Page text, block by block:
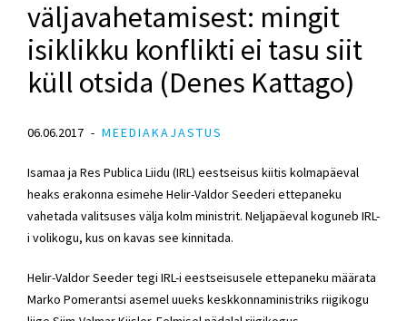
väljavahetamisest: mingit
isiklikku konflikti ei tasu siit
küll otsida (Denes Kattago)
06.06.2017 MEEDIAKAJASTUS
Isamaa ja Res Publica Liidu (IRL) eestseisus kiitis kolmapäeval
heaks erakonna esimehe Helir-Valdor Seederi ettepaneku
vahetada valitsuses välja kolm ministrit. Neljapäeval koguneb IRL-
i volikogu, kus on kavas see kinnitada.
Helir-Valdor Seeder tegi IRL-i eestseisusele ettepaneku määrata
Marko Pomerantsi asemel uueks keskkonnaministriks riigikogu